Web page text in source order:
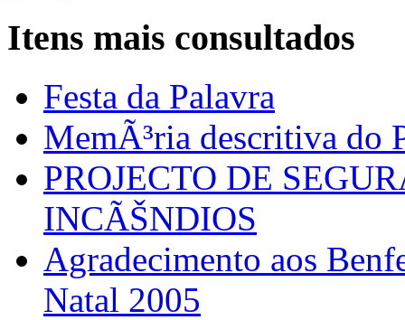
Itens mais consultados
Festa da Palavra
MemÃ³ria descritiva do
PROJECTO DE
INCÃŠNDIOS
Agradecimento aos
Natal 2005